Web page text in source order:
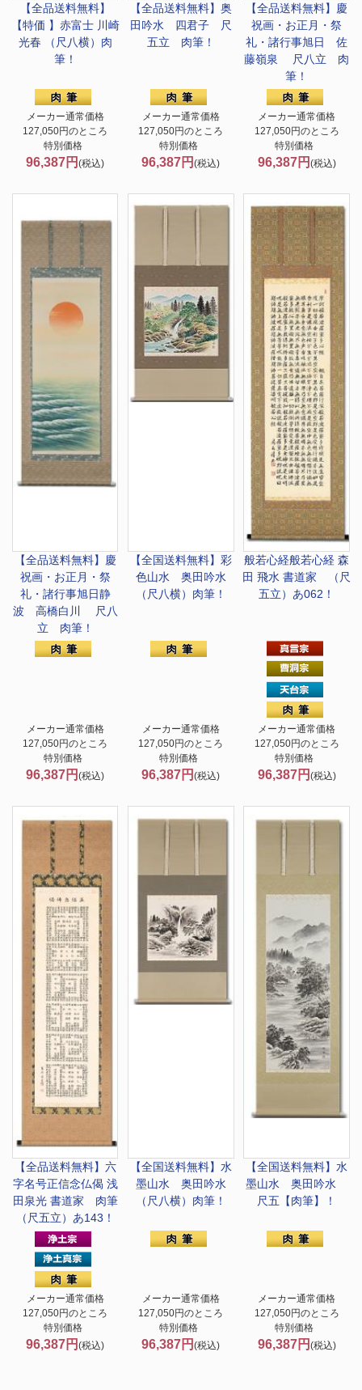
【全品送料無料】
【特価 】 赤富士 川崎
光春 （尺八横）肉
筆！
メーカー通常価格
127,050円のところ
特別価格
96,387円(税込)
【全品送料無料】 奥
田吟水 四君子 尺
五立 肉筆！
メーカー通常価格
127,050円のところ
特別価格
96,387円(税込)
【全品送料無料】慶
祝画・お正月・祭
礼・諸行事旭日 佐
藤嶺泉 尺八立 肉
筆！
メーカー通常価格
127,050円のところ
特別価格
96,387円 (税込)
【全品送料無料】慶
祝画・お正月・祭
礼・諸行事旭日静
波 高橋白川 尺八
立 肉筆！
メーカー通常価格
127,050円のところ
特別価格
96,387円(税込)
【全国送料無料】 彩
色山水 奥田吟水
（尺八横）肉筆！
メーカー通常価格
127,050円のところ
特別価格
96,387円(税込)
般若心経般若心経 森
田 飛水 書道家 （尺
五立）あ062！
メーカー通常価格
127,050円のところ
特別価格
96,387円 (税込)
【全品送料無料】六
字名号正信念仏偈 浅
田泉光 書道家 肉筆
（尺五立）あ143！
メーカー通常価格
127,050円のところ
特別価格
96,387円(税込)
【全国送料無料】 水
墨山水 奥田吟水
（尺八横）肉筆！
メーカー通常価格
127,050円のところ
特別価格
96,387円(税込)
【全国送料無料】水
墨山水 奥田吟水
尺五【肉筆】！
メーカー通常価格
127,050円のところ
特別価格
96,387円 (税込)